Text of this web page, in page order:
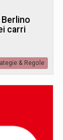
Berlino
carri
& Regole